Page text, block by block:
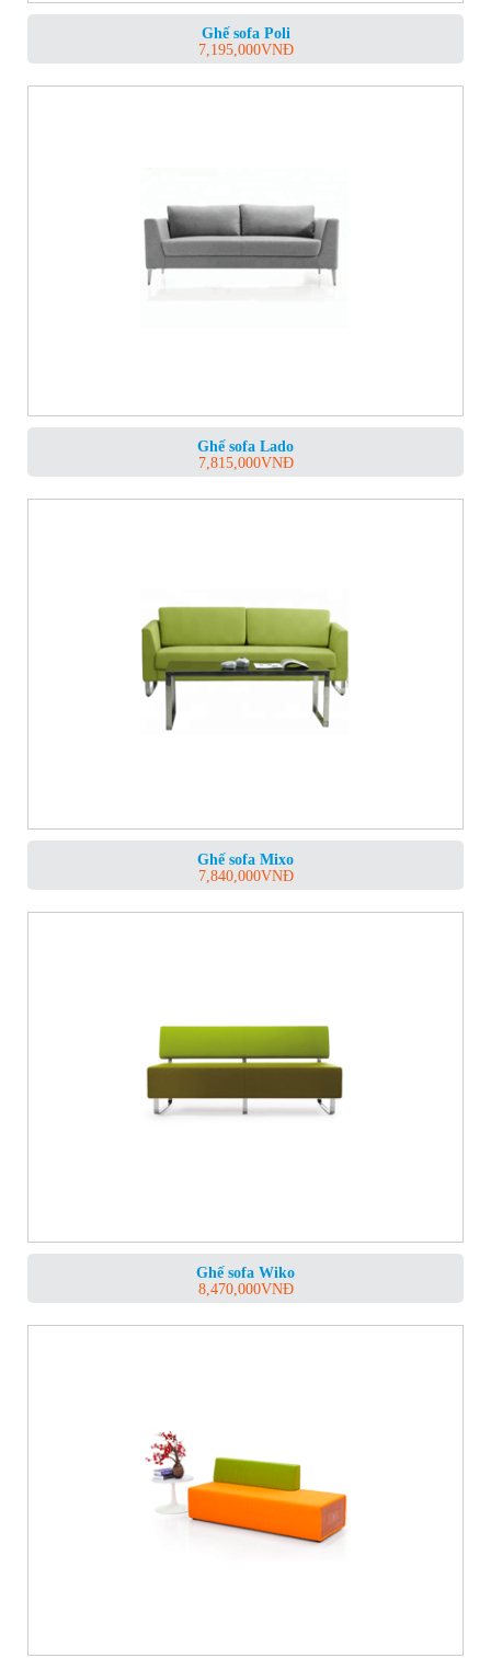
Ghế sofa Poli
7,195,000VNĐ
Ghế sofa Lado
7,815,000VNĐ
Ghế sofa Mixo
7,840,000VNĐ
Ghế sofa Wiko
8,470,000VNĐ